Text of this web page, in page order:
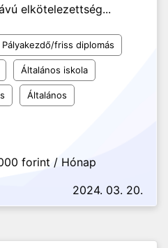
elkötelezettség...
Pályakezdő/friss diplomás
Általános iskola
Általános
forint / Hónap
2024. 03. 20.